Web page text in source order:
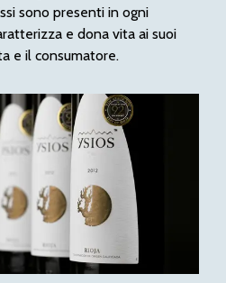
sono presenti in ogni
e dona vita ai suoi
e il consumatore.